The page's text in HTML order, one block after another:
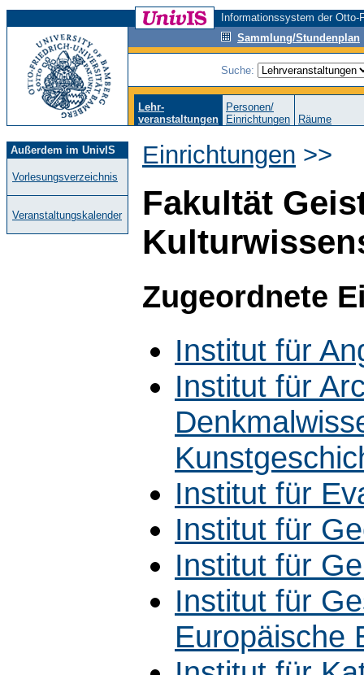
Informationssystem der
Sammlung/Stundenplan
Suche:
Lehr-
veranstaltungen
Personen/
Einrichtungen
Räume
Außerdem im UnivIS
Vorlesungsverzeichnis
Veranstaltungskalender
Einrichtungen >>
Fakultät
Zugeordnete
Institut für
Institut für
Institut für
Institut für
Institut für
Institut für
Europäische